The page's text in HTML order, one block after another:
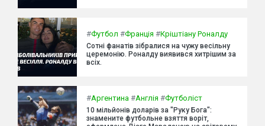
#Футбол #Франція #Кріштіану Роналду
Сотні фанатів зібралися на чужу весільну
церемонію. Роналду виявився хитрішим за
всіх.
#Аргентина #Англія #Футболіст
10 мільйонів доларів за "Руку Бога":
знамените футбольне взяття воріт,